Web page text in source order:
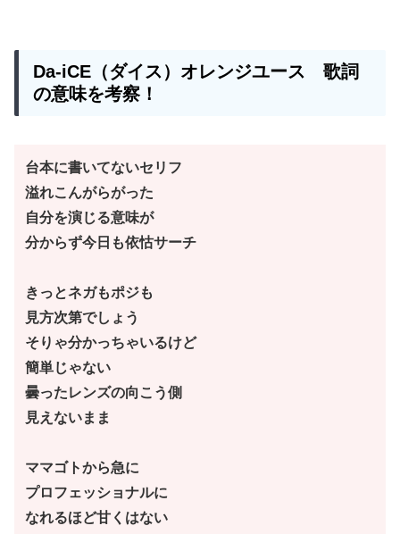
Da-iCE（ダイス） オレンジユース 歌詞
の意味を考察！
台本に書いてないセリフ
溢れこんがらがった
自分を演じる意味が
分からず今日も依怙サーチ
きっとネガもポジも
見方次第でしょう
そりゃ分かっちゃいるけど
簡単じゃない
曇ったレンズの向こう側
見えないまま
ママゴトから急に
プロフェッショナルに
なれるほど甘くはない